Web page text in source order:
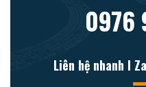
0976
Liên hệ nhanh l